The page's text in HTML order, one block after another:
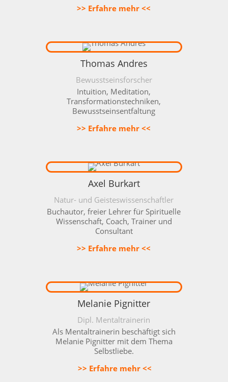
>> Erfahre mehr <<
Thomas Andres
Bewusstseinsforscher
Intuition, Meditation,
Transformationstechniken,
Bewusstseinsentfaltung
>> Erfahre mehr <<
Axel Burkart
Natur- und Geisteswissenschaftler
Buchautor, freier Lehrer für Spirituelle
Wissenschaft, Coach, Trainer und
Consultant
>> Erfahre mehr <<
Melanie Pignitter
Dipl. Mentaltrainerin
Als Mentaltrainerin beschäftigt sich
Melanie Pignitter mit dem Thema
Selbstliebe.
>> Erfahre mehr <<